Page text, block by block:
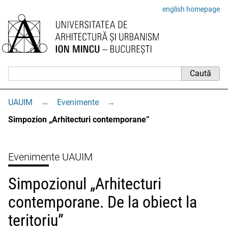
english homepage
UAUIM → Evenimente
→
Simpozion „Arhitecturi contemporane”
Evenimente UAUIM
Simpozionul „Arhitecturi
contemporane. De la obiect la
teritoriu”